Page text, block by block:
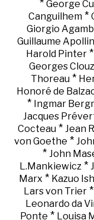
* George
Canguilhem *
Giorgio
Guillaume
Harold Pinter*
Georges
Thoreau *
Honoré de
* Ingmar
Jacques
Cocteau * Jean
von Goethe *
* John
L.Mankiewicz*
Marx * Kazuo
Lars von Trier*
Leonardo da
Ponte * Louisa